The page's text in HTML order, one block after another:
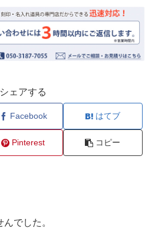
シェアする
Facebook はてブ
Pinterest コピー
でした。